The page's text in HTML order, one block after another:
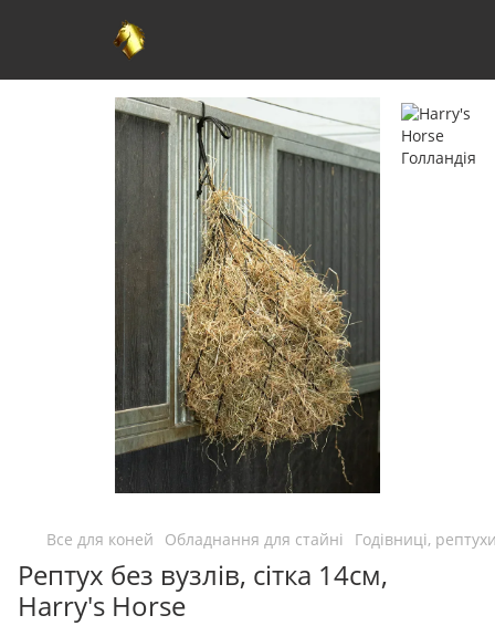
Все для коней Обладнання для стайні Годівниці,
Рептух без вузлів, сітка 14см,
Harry's Horse